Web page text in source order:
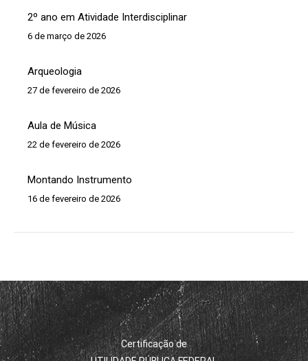
2º ano em Atividade Interdisciplinar
6 de março de 2026
Arqueologia
27 de fevereiro de 2026
Aula de Música
22 de fevereiro de 2026
Montando Instrumento
16 de fevereiro de 2026
Certificação de